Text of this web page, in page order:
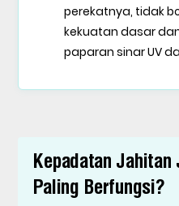
perekatnya, tidak
kekuatan dasar
paparan sinar UV
Kepadatan Jahitan
Paling Berfungsi?